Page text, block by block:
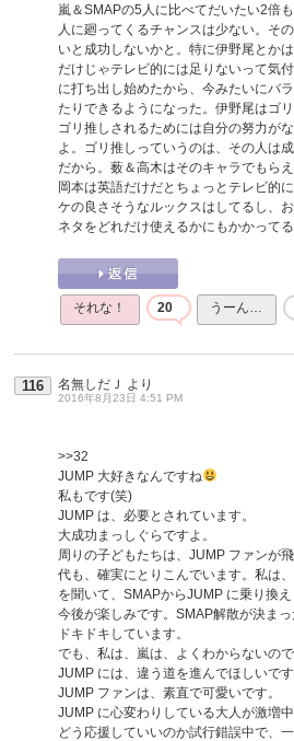
嵐＆SMAPの5人に比べてだいたい2倍
人に廻ってくるチャンスは少ない。そ
いと成功しないかと。特に伊野尾とか
だけじゃテレビ的には足りないって気
に打ち出し始めたから、今みたいにバ
たりできるようになった。伊野尾はゴ
ゴリ推しされるためには自分の努力が
よ。ゴリ推しっていうのは、その人は
だから。薮＆高木はそのキャラでもら
岡本は英語だけだとちょっとテレビ的
ケの良さそうなルックスはしてるし、
ネタをどれだけ使えるかにもかかってる
それな！ 20 うーん…
116 名無しだＪ より
2016年8月23日 4:51 PM
>>32
JUMP 大好きなんですね
私もです(笑)
JUMP は、必要とされています。
大成功まっしぐらですよ。
周りの子どもたちは、JUMP ファンが
代も、確実にとりこんでいます。私は
を聞いて、SMAPからJUMP に乗り換え
今後が楽しみです。SMAP解散が決ま
ドキドキしています。
でも、私は、嵐は、よくわからないので
JUMP には、違う道を進んでほしいで
JUMP ファンは、素直で可愛いです。
JUMP に心変わりしている大人が激増中
どう応援していいのか試行錯誤中で、